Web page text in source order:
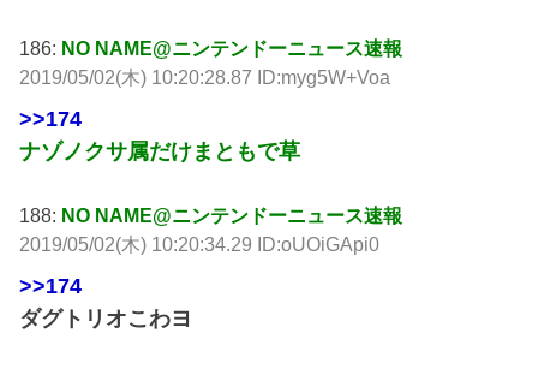
186: NO NAME@ニンテンドーニュース速報
2019/05/02(木) 10:20:28.87 ID:myg5W+Voa
>>174
ナゾノクサ属だけまともで草
188: NO NAME@ニンテンドーニュース速報
2019/05/02(木) 10:20:34.29 ID:oUOiGApi0
>>174
ダグトリオこわヨ